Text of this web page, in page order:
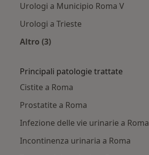
Urologi a Municipio Roma V
Urologi a Trieste
Altro (3)
Principali patologie trattate
Cistite a Roma
Prostatite a Roma
Infezione delle vie urinarie a Roma
Incontinenza urinaria a Roma